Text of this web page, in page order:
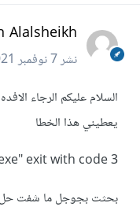
Alalsheikh
نشر7 نوفمبر 2021
السلام عليكم الرجاء
يعطيني هذا الخطا
exit with code 3
بحثت بجوجل ما شفت حل